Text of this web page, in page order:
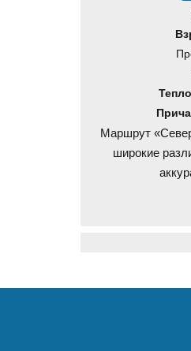
Маршрут
широкие